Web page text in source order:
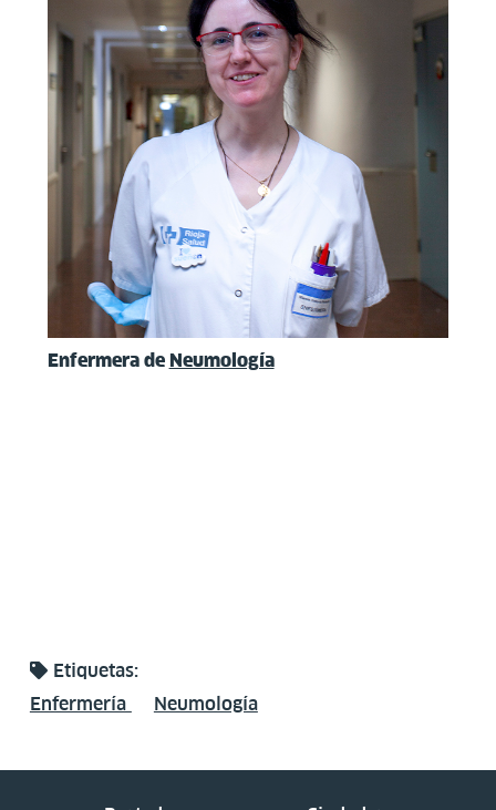
Enfermera de Neumología
Etiquetas:
Enfermería
Neumología